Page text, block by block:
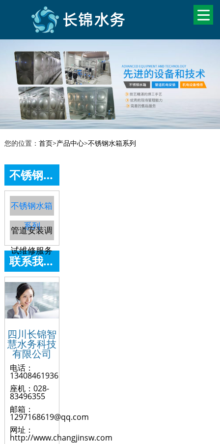
您的位置： 首页>产品中心>不锈钢水箱系列
不锈钢水箱系列
不锈钢水箱
系列
管道安装调
试维修服务
联系我们
四川长锦智
慧水务科技
有限公司
电话：
13408461936
座机：028-
83496355
邮箱：
1297168619@qq.com
网址：
http://www.changjinsw.com